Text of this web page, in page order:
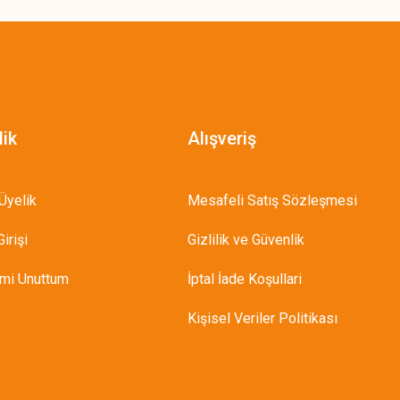
Unuttum
Alışveriş
Mesafeli Satış Sözleşmesi
Gizlilik ve Güvenlik
İptal İade Koşullari
Kişisel Veriler Politikası